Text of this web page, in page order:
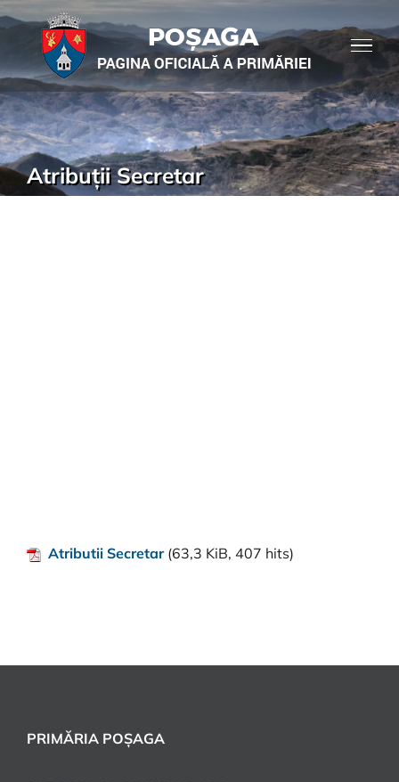
Atribuții Secretar
Atributii Secretar(63,3 KiB, 407 hits)
PRIMĂRIA POȘAGA